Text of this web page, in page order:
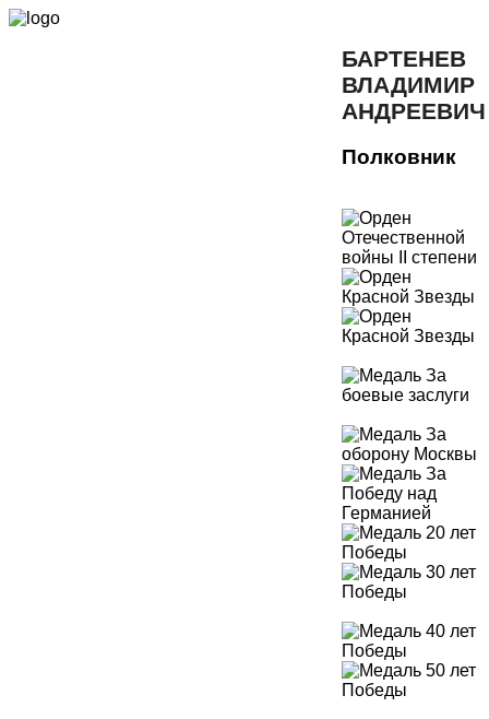
БАРТЕНЕВ
ВЛАДИМИР
АНДРЕЕВИЧ
Полковник